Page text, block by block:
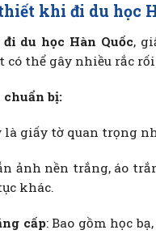
khi đi du học
du học Hàn Quốc,
có thể gây nhiều rắc
bị:
là giấy tờ quan trọng
ảnh nền trắng, áo
khác.
cấp: Bao gồm học